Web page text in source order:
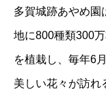
多賀城跡あやめ園
地に800種類300
を植栽し、毎年6
美しい花々が訪れ